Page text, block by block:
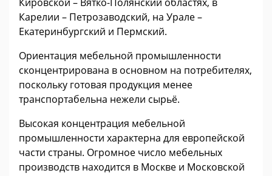
Карелии – Петрозаводский, на Урале –
Екатеринбургский и Пермский.
Ориентация мебельной промышленности
сконцентрирована в основном на потребителях,
поскольку готовая продукция менее
транспортабельна нежели сырьё.
Высокая концентрация мебельной
промышленности характерна для европейской
части страны. Огромное число мебельных
производств находится в Москве и Московской